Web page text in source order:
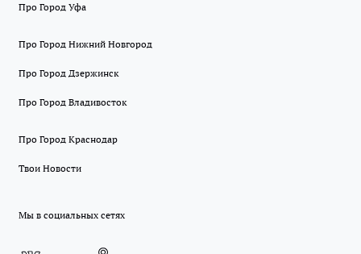
Про Город Уфа
Про Город Нижний Новгород
Про Город Дзержинск
Про Город Владивосток
Про Город Краснодар
Твои Новости
Мы в социальных сетях